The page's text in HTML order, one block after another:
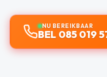
NU BEREIKBAAR
BEL 085 019